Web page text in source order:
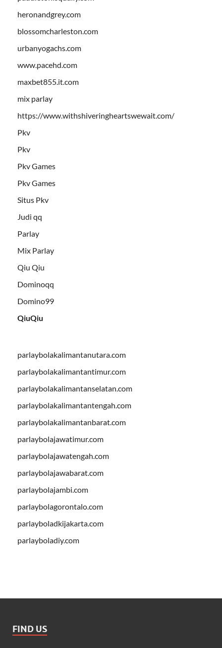
heronandgrey.com
blossomcharleston.com
urbanyogachs.com
www.pacehd.com
maxbet855.it.com
mix parlay
https://www.withshiveringheartswewait.com/
Pkv
Pkv
Pkv Games
Pkv Games
Situs Pkv
Judi qq
Parlay
Mix Parlay
Qiu Qiu
Dominoqq
Domino99
QiuQiu
parlaybolakalimantanutara.com
parlaybolakalimantantimur.com
parlaybolakalimantanselatan.com
parlaybolakalimantantengah.com
parlaybolakalimantanbarat.com
parlaybolajawatimur.com
parlaybolajawatengah.com
parlaybolajawabarat.com
parlaybolajambi.com
parlaybolagorontalo.com
parlayboladkijakarta.com
parlayboladiy.com
FIND US